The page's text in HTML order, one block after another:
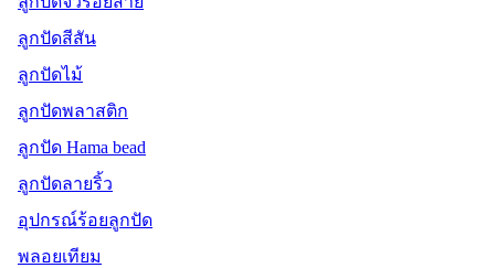
ลูกปัดสีสัน
ลูกปัดไม้
ลูกปัดพลาสติก
ลูกปัด Hama bead
ลูกปัดลายริ้ว
อุปกรณ์ร้อยลูกปัด
พลอยเทียม